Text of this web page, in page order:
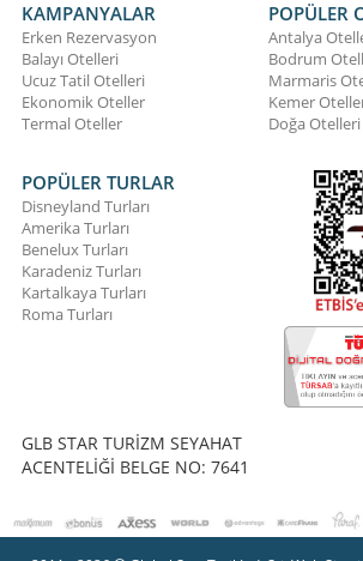
KAMPANYALAR
Erken Rezervasyon
Balayı Otelleri
Ucuz Tatil Otelleri
Ekonomik Oteller
Termal Oteller
POPÜLER
Antalya
Bodrum
Marmaris
Kemer
Doğa Otelleri
POPÜLER TURLAR
Disneyland Turları
Amerika Turları
Benelux Turları
Karadeniz Turları
Kartalkaya Turları
Roma Turları
GLB STAR TURİZM SEYAHAT
ACENTELİĞİ BELGE NO: 7641